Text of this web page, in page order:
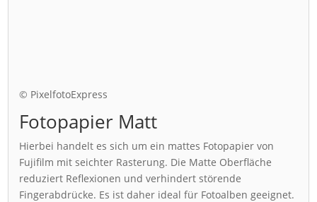
© PixelfotoExpress
Fotopapier Matt
Hierbei handelt es sich um ein mattes Fotopapier von
Fujifilm mit seichter Rasterung. Die Matte Oberfläche
reduziert Reflexionen und verhindert störende
Fingerabdrücke. Es ist daher ideal für Fotoalben geeignet.